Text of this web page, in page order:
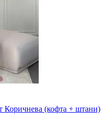
Коричнева (кофта + штани)